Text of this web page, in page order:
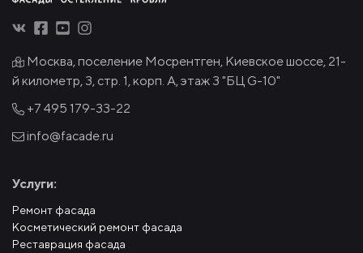
Москва, поселение Мосрентген, Киевское шоссе, 21-
й километр, 3, стр. 1, корп. А, этаж 3 "БЦ G-10"
+7 495 179-33-22
info@facade.ru
Услуги:
Ремонт фасада
Косметический ремонт фасада
Реставрация фасада